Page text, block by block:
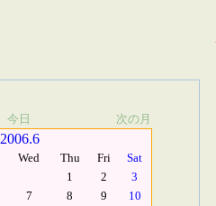
今日 次の月
2006.6
Wed Thu Fri
Sat
1
2
3
7 8 9
10